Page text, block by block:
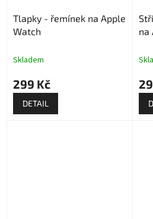
Tlapky - řemínek na Apple
Watch
Skladem
299 Kč
DETAIL
na